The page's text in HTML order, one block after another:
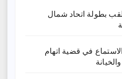
بطولة اتحاد شمال
الاستماع في قضية اتهام